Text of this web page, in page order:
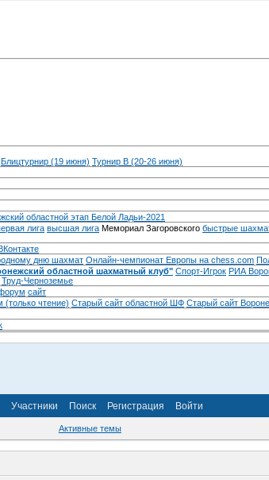
Блицтурнир (19 июня) Турнир B (20-26 июня)
областной этап Белой Ладьи-2021
лига высшая лига Мемориал Загоровского быстрые
дню шахмат Онлайн-чемпионат Европы на chess.com
областной шахматный клуб" Спорт-Игрок РИА
Труд-Черноземье
сайт
чтение) Старый сайт областной ШФ Старый сайт
Участники Поиск Регистрация Войти
Активные темы